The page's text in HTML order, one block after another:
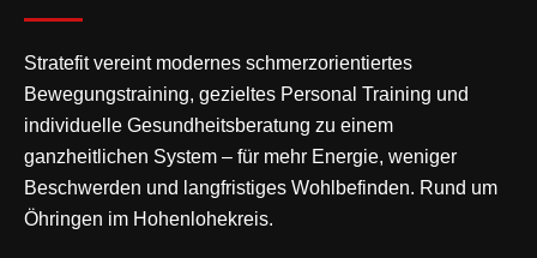
Stratefit vereint modernes schmerzorientiertes
Bewegungstraining, gezieltes Personal Training und
individuelle Gesundheitsberatung zu einem
ganzheitlichen System – für mehr Energie, weniger
Beschwerden und langfristiges Wohlbefinden. Rund um
Öhringen im Hohenlohekreis.